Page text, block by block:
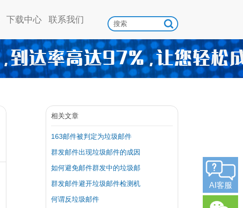
下载中心 联系我们
相关文章
163邮件被判定为垃圾邮件
群发邮件出现垃圾邮件的成因
如何避免邮件群发中的垃圾邮
群发邮件避开垃圾邮件检测机
何谓反垃圾邮件
AI客服